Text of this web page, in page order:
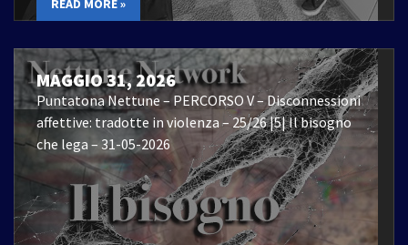
READ MORE »
MAGGIO 31, 2026
Puntatona Nettune – PERCORSO V – Disconnessioni
affettive: tradotte in violenza – 25/26 |5| Il bisogno
che lega – 31-05-2026